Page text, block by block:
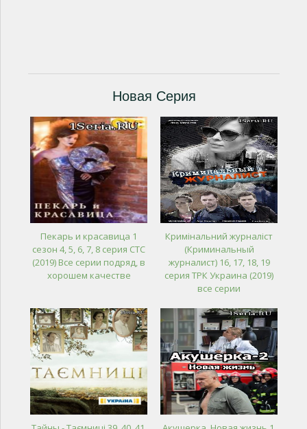
Новая Серия
Пекарь и красавица 1
сезон 4, 5, 6, 7, 8 серия СТС
(2019) Все серии подряд, в
хорошем качестве
Кримінальний журналіст
(Криминальный
журналист) 16, 17, 18, 19
серия ТРК Украина (2019)
все серии